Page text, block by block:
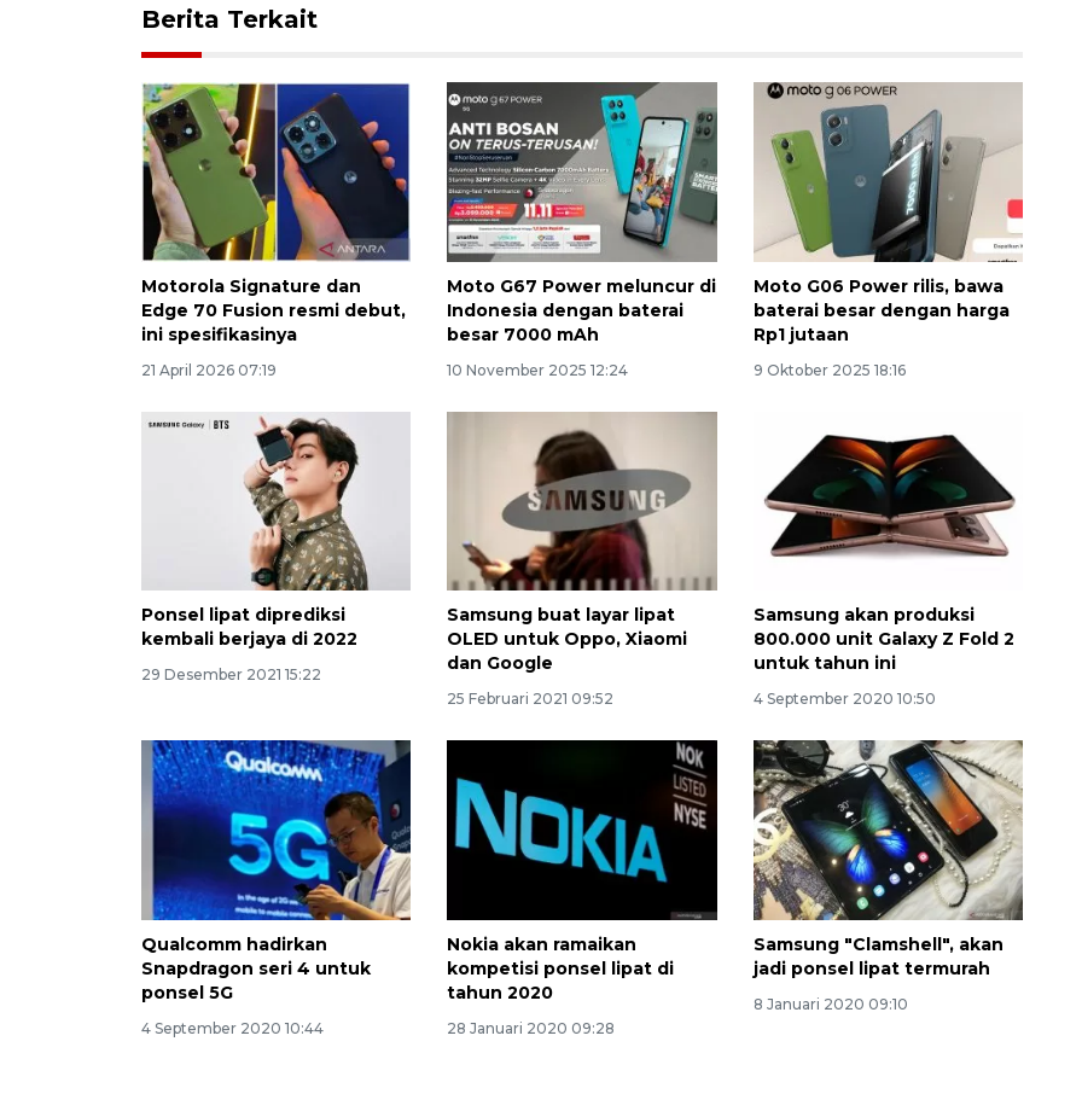
Berita Terkait
Motorola Signature dan
Edge 70 Fusion resmi debut,
ini spesifikasinya
21 April 2026 07:19
Moto G67 Power meluncur di
Indonesia dengan baterai
besar 7000 mAh
10 November 2025 12:24
Moto G06 Power rilis, bawa
baterai besar dengan harga
Rp1 jutaan
9 Oktober 2025 18:16
Ponsel lipat diprediksi
kembali berjaya di 2022
29 Desember 2021 15:22
Samsung buat layar lipat
OLED untuk Oppo, Xiaomi
dan Google
25 Februari 2021 09:52
Samsung akan produksi
800.000 unit Galaxy Z Fold 2
untuk tahun ini
4 September 2020 10:50
Qualcomm hadirkan
Snapdragon seri 4 untuk
ponsel 5G
4 September 2020 10:44
Nokia akan ramaikan
kompetisi ponsel lipat di
tahun 2020
28 Januari 2020 09:28
Samsung "Clamshell", akan
jadi ponsel lipat termurah
8 Januari 2020 09:10
Ekonomi triwulan II-2026
tumbuh 5,29 persen